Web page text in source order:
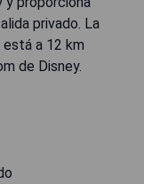
privado. La
a 12 km
de Disney.